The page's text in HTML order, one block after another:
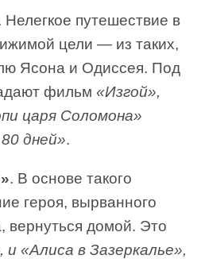
Нелегкое путешествие в
цели — из таких,
Ясона и Одиссея. Под
фильм «Изгой»,
царя Соломона»
дней».
. В основе такого
героя, вырванного
вернуться домой. Это
и «Алиса в Зазеркалье»,